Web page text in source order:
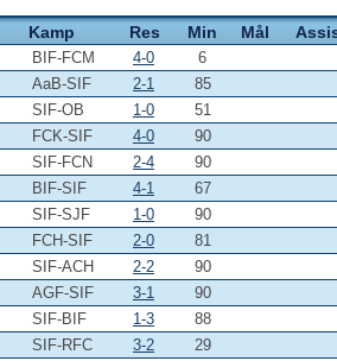
Kamp Res Min Mål
BIF-FCM 4-0
6
AaB-SIF 2-1
85
SIF-OB 1-0
51
FCK-SIF 4-0
90
SIF-FCN 2-4
90
BIF-SIF 4-1
67
SIF-SJF 1-0
90
FCH-SIF 2-0
81
SIF-ACH 2-2
90
AGF-SIF 3-1
90
SIF-BIF 1-3
88
SIF-RFC 3-2
29